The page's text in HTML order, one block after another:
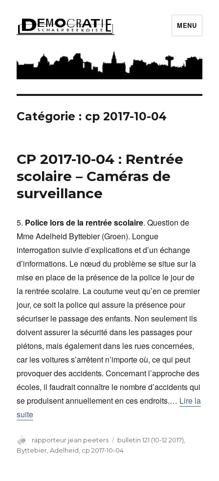
Démocratie Schaerbeekoise
MENU
Catégorie : cp 2017-10-04
CP 2017-10-04 : Rentrée
scolaire – Caméras de
surveillance
5. Police lors de la rentrée scolaire. Question de
Mme Adelheid Byttebier (Groen). Longue
interrogation suivie d’explications et d’un échange
d’informations. Le nœud du problème se situe sur la
mise en place de la présence de la police le jour de
la rentrée scolaire. La coutume veut qu’en ce premier
jour, ce soit la police qui assure la présence pour
sécuriser le passage des enfants. Non seulement ils
doivent assurer la sécurité dans les passages pour
piétons, mais également dans les rues concernées,
car les voitures s’arrêtent n’importe où, ce qui peut
provoquer des accidents. Concernant l’approche des
écoles, il faudrait connaître le nombre d’accidents qui
se produisent annuellement en ces endroits.… Lire la
suite
Auteur
rapporteur jean peeters Catégories
bulletin 121 (10-12 2017)
Byttebier, Adelheid cp 2017-10-04